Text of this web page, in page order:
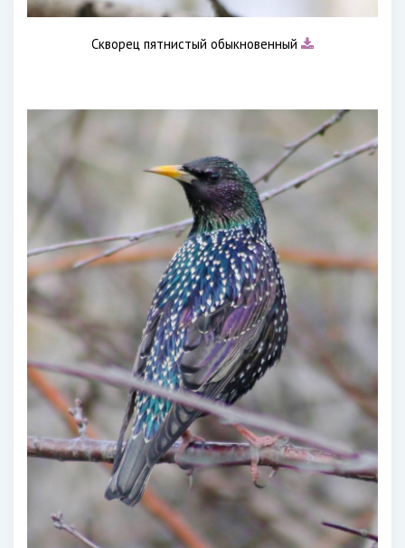
Скворец пятнистый обыкновенный